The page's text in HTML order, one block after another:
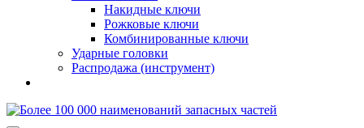
Накидные ключи
Рожковые ключи
Комбинированные ключи
Ударные головки
Распродажа (инструмент)